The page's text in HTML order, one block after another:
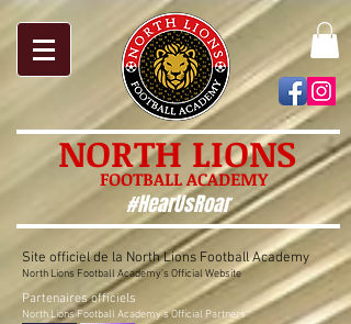
NORTH LIONS
#HearUsRoar
FOOTBALL ACADEMY
Site officiel de la North Lions Football Academy
North Lions Football Academy's Official Website
Partenaires officiels
North Lions Football Academy's Official Partners